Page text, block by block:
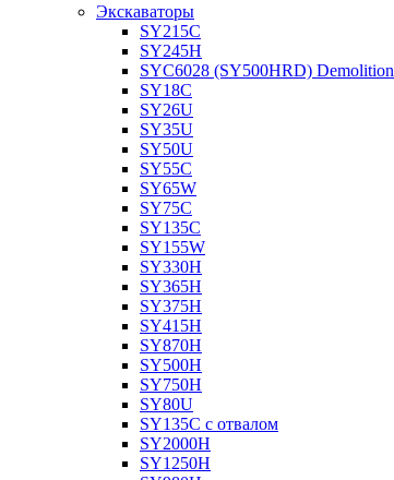
Экскаваторы
SY215C
SY245H
SYC6028 (SY500HRD) Demolition
SY18C
SY26U
SY35U
SY50U
SY55C
SY65W
SY75C
SY135C
SY155W
SY330H
SY365H
SY375H
SY415H
SY870H
SY500H
SY750H
SY80U
SY135C с отвалом
SY2000H
SY1250H